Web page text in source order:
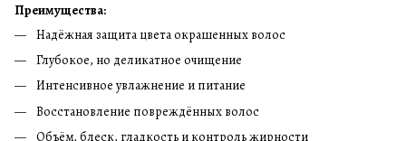
Преимущества:
Надёжная защита цвета окрашенных волос
Глубокое, но деликатное очищение
Интенсивное увлажнение и питание
Восстановление повреждённых волос
Объём, блеск, гладкость и контроль жирности